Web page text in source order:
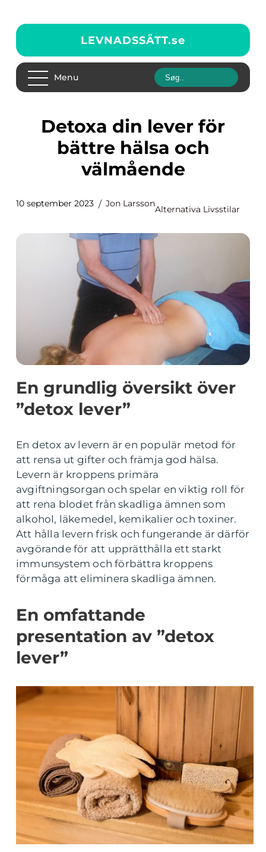
LEVNADSSÄTT.se
Menu
Detoxa din lever för
bättre hälsa och
välmående
10 september 2023 Jon Larsson
Alternativa Livsstilar
En grundlig översikt över
”detox lever”
En detox av levern är en populär metod för
att rensa ut gifter och främja god hälsa.
Levern är kroppens primära
avgiftningsorgan och spelar en viktig roll för
att rena blodet från skadliga ämnen som
alkohol, läkemedel, kemikalier och toxiner.
Att hålla levern frisk och fungerande är därför
avgörande för att upprätthålla ett starkt
immunsystem och förbättra kroppens
förmåga att eliminera skadliga ämnen.
En omfattande
presentation av ”detox
lever”